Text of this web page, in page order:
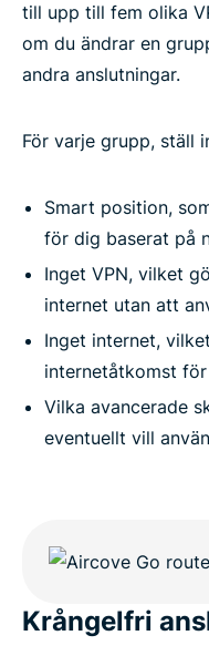
till upp till fem olika
om du ändrar en
andra anslutningar.
För varje grupp, ställ
Smart position,
för dig baserat på
Inget VPN, vilket
internet utan att
Inget internet,
internetåtkomst
Vilka avancerade
eventuellt vill
Krångelfri